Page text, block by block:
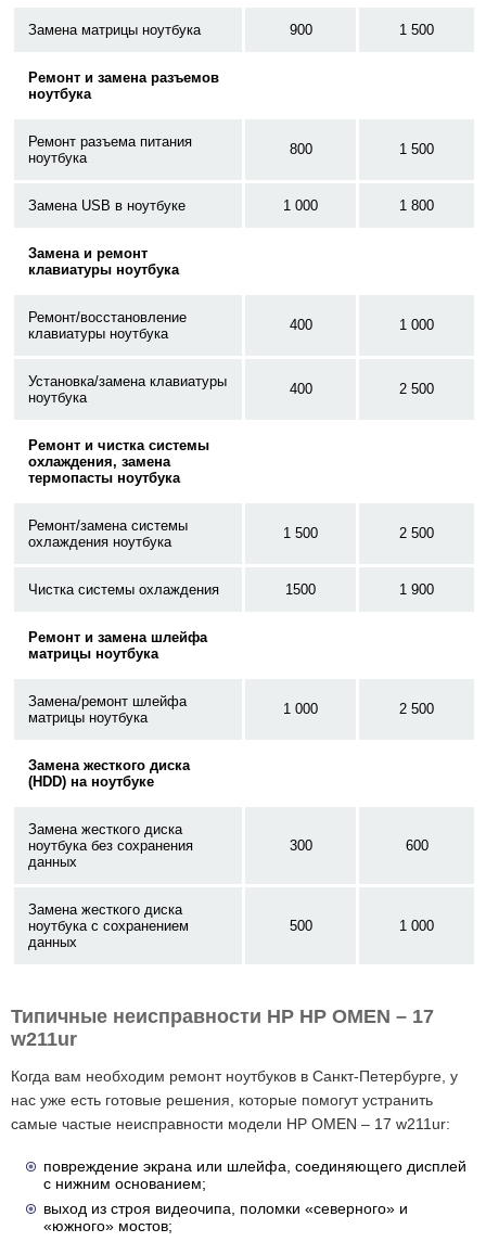
Замена матрицы ноутбука 900 1 500
Ремонт и замена разъемов
ноутбука
Ремонт разъема питания
ноутбука
800 1 500
Замена USB в ноутбуке 1 000 1 800
Замена и ремонт
клавиатуры ноутбука
Ремонт/восстановление
клавиатуры ноутбука
400 1 000
Установка/замена клавиатуры
ноутбука
400 2 500
Ремонт и чистка системы
охлаждения, замена
термопасты ноутбука
Ремонт/замена системы
охлаждения ноутбука
1 500 2 500
Чистка системы охлаждения 1500 1 900
Ремонт и замена шлейфа
матрицы ноутбука
Замена/ремонт шлейфа
матрицы ноутбука
1 000 2 500
Замена жесткого диска
(HDD) на ноутбуке
Замена жесткого диска
ноутбука без сохранения
данных
300 600
Замена жесткого диска
ноутбука с сохранением
данных
500 1 000
Типичные неисправности HP HP OMEN – 17
w211ur
Когда вам необходим ремонт ноутбуков в Санкт-Петербурге, у
нас уже есть готовые решения, которые помогут устранить
самые частые неисправности модели HP OMEN – 17 w211ur:
повреждение экрана или шлейфа, соединяющего дисплей
с нижним основанием;
выход из строя видеочипа, поломки «северного» и
«южного» мостов;